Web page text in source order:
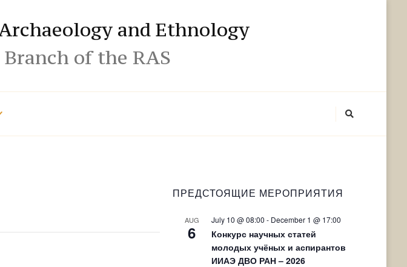
and Ethnology
of the RAS
ПРЕДСТОЯЩИЕ МЕРОПРИЯТИЯ
AUG
6
July 10 @ 08:00 - December 1 @ 17:00
Конкурс научных статей
молодых учёных и аспирантов
ИИАЭ ДВО РАН – 2026